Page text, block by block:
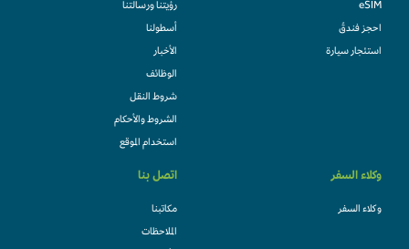
eSIM
احجز فندقً
استئجار سيارة
رؤيتنا ورسالتنا
أسطولنا
الأخبار
الوظائف
شروط النقل
الشروط والأحكام
استخدام الموقع
وكلاء السفر
وكلاء السفر
اتصل بنا
مكاتبنا
الملاحظات